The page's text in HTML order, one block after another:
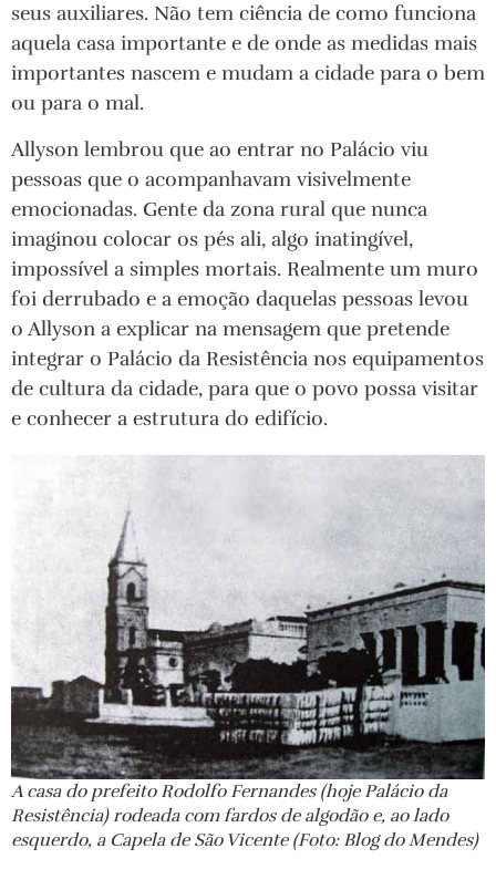
seus auxiliares. Não tem ciência de como funciona
aquela casa importante e de onde as medidas mais
importantes nascem e mudam a cidade para o bem
ou para o mal.
Allyson lembrou que ao entrar no Palácio viu
pessoas que o acompanhavam visivelmente
emocionadas. Gente da zona rural que nunca
imaginou colocar os pés ali, algo inatingível,
impossível a simples mortais. Realmente um muro
foi derrubado e a emoção daquelas pessoas levou
o Allyson a explicar na mensagem que pretende
integrar o Palácio da Resistência nos equipamentos
de cultura da cidade, para que o povo possa visitar
e conhecer a estrutura do edifício.
A casa do prefeito Rodolfo Fernandes (hoje Palácio da
Resistência) rodeada com fardos de algodão e, ao lado
esquerdo, a Capela de São Vicente (Foto: Blog do Mendes)